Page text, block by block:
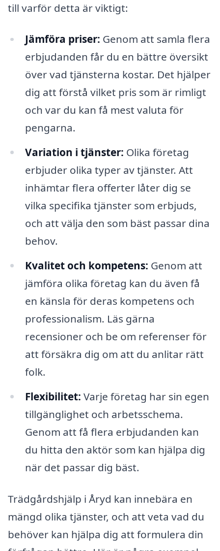
till varför detta är viktigt:
Jämföra priser: Genom att samla flera
erbjudanden får du en bättre översikt
över vad tjänsterna kostar. Det hjälper
dig att förstå vilket pris som är rimligt
och var du kan få mest valuta för
pengarna.
Variation i tjänster: Olika företag
erbjuder olika typer av tjänster. Att
inhämtar flera offerter låter dig se
vilka specifika tjänster som erbjuds,
och att välja den som bäst passar dina
behov.
Kvalitet och kompetens: Genom att
jämföra olika företag kan du även få
en känsla för deras kompetens och
professionalism. Läs gärna
recensioner och be om referenser för
att försäkra dig om att du anlitar rätt
folk.
Flexibilitet: Varje företag har sin egen
tillgänglighet och arbetsschema.
Genom att få flera erbjudanden kan
du hitta den aktör som kan hjälpa dig
när det passar dig bäst.
Trädgårdshjälp i Åryd kan innebära en
mängd olika tjänster, och att veta vad du
behöver kan hjälpa dig att formulera din